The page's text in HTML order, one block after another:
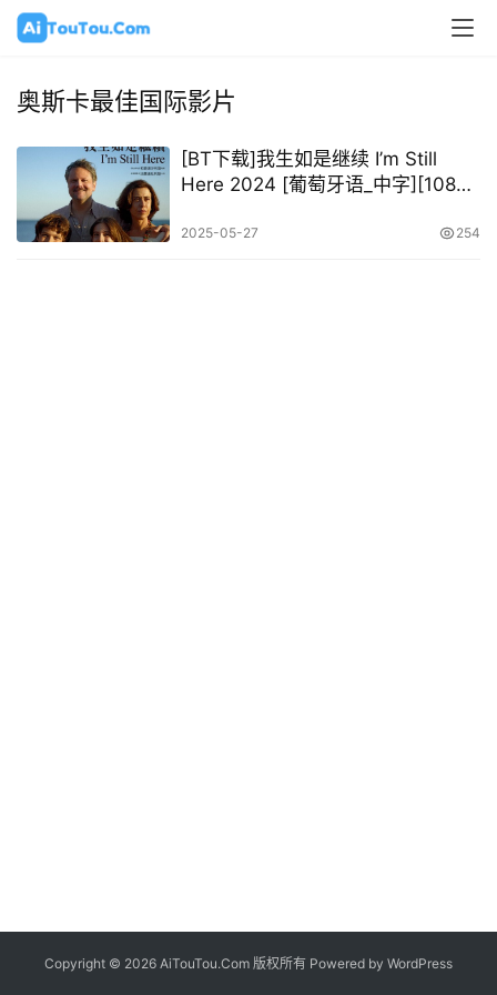
奥斯卡最佳国际影片
[BT下载]我生如是继续 I’m Still
Here‎ 2024 [葡萄牙语_中字][1080P
像奖（2025）最佳国际影片
2025-05-27 254
Copyright © 2026 AiTouTou.Com 版权所有 Powered by WordPress